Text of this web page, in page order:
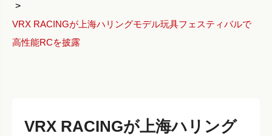
VRX RACINGが上海ハリングモデル玩具フェスティバルで
高性能RCを披露
VRX RACINGが上海ハリング